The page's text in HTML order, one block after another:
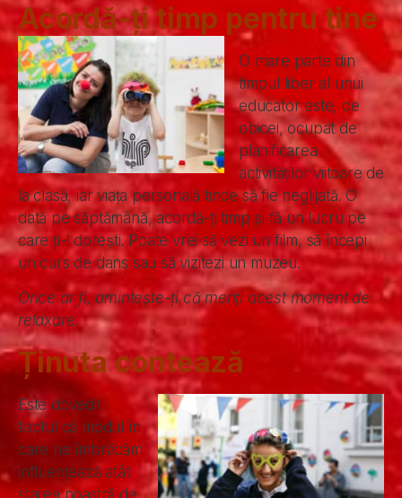
Acordă-ți timp pentru tine
O mare parte din
timpul liber al unui
educator este, de
obicei, ocupat de
planificarea
activităților viitoare de
la clasă, iar viața personală tinde să fie neglijată. O
dată pe săptămână, acordă-ți timp și fă un lucru pe
care ți-l dorești. Poate vrei să vezi un film, să începi
un curs de dans sau să vizitezi un muzeu.
Orice ar fi, amintește-ți că meriți acest moment de
relaxare.
Ținuta contează
Este dovedit
faptul că modul în
care ne îmbrăcăm
influențează atât
starea noastră de